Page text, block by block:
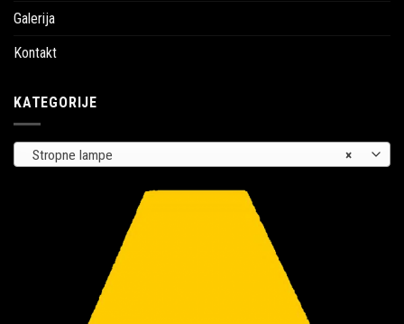
Galerija
Kontakt
KATEGORIJE
×
Stropne lampe